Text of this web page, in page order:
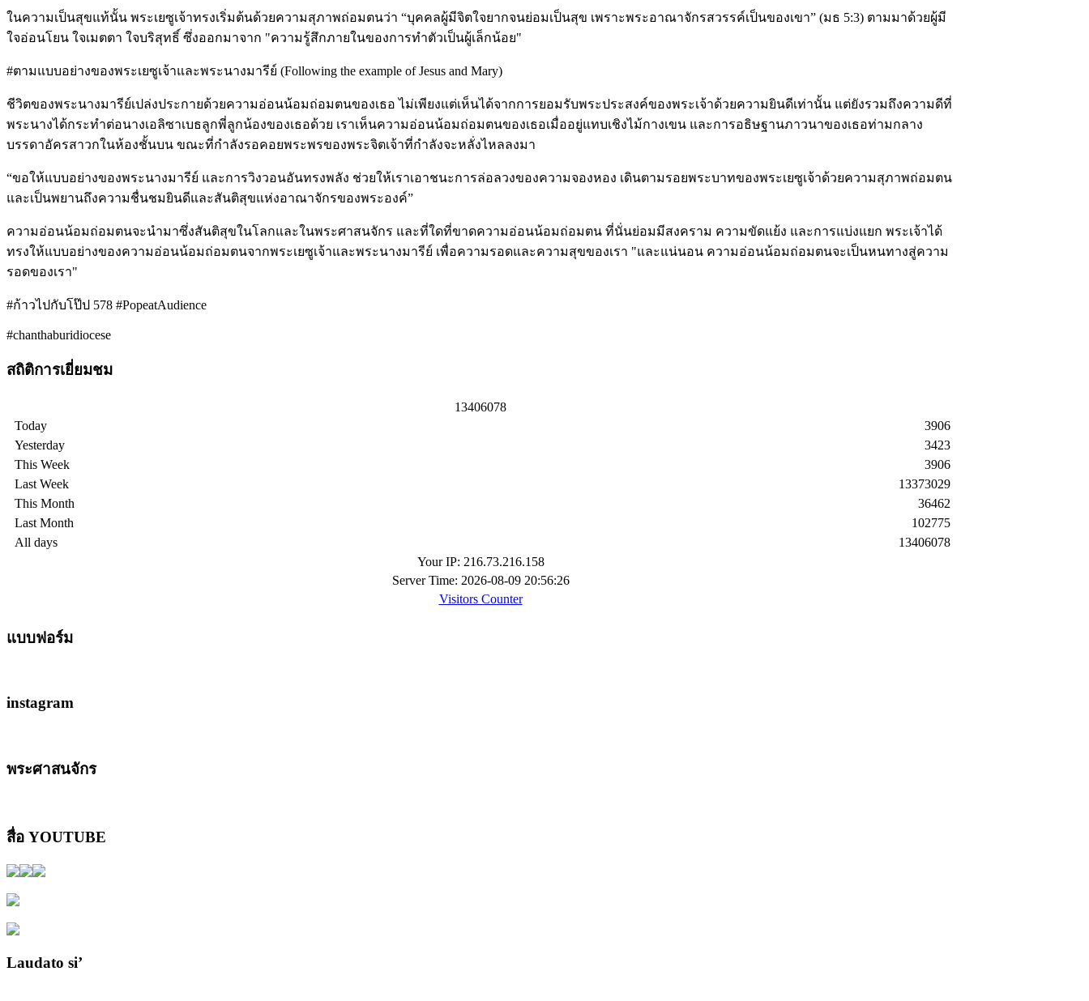
ในความเป็นสุขแท้นั้น พระเยซูเจ้าทรงเริ่มต้นด้วยความสุภาพถ่อมตนว่า “บุคคลผู้มีจิตใจยากจนย่อมเป็นสุข เพราะพระอาณาจักรสวรรค์เป็นของเขา” (มธ 5:3) ตามมาด้วยผู้มี
ใจอ่อนโยน ใจเมตตา ใจบริสุทธิ์ ซึ่งออกมาจาก "ความรู้สึกภายในของการทำตัวเป็นผู้เล็กน้อย"
#ตามแบบอย่างของพระเยซูเจ้าและพระนางมารีย์ (Following the example of Jesus and Mary)
ชีวิตของพระนางมารีย์เปล่งประกายด้วยความอ่อนน้อมถ่อมตนของเธอ ไม่เพียงแต่เห็นได้จากการยอมรับพระประสงค์ของพระเจ้าด้วยความยินดีเท่านั้น แต่ยังรวมถึงความดีที่
พระนางได้กระทำต่อนางเอลิซาเบธลูกพี่ลูกน้องของเธอด้วย เราเห็นความอ่อนน้อมถ่อมตนของเธอเมื่ออยู่แทบเชิงไม้กางเขน และการอธิษฐานภาวนาของเธอท่ามกลาง
บรรดาอัครสาวกในห้องชั้นบน ขณะที่กำลังรอคอยพระพรของพระจิตเจ้าที่กำลังจะหลั่งไหลลงมา
“ขอให้แบบอย่างของพระนางมารีย์ และการวิงวอนอันทรงพลัง ช่วยให้เราเอาชนะการล่อลวงของความจองหอง เดินตามรอยพระบาทของพระเยซูเจ้าด้วยความสุภาพถ่อมตน
และเป็นพยานถึงความชื่นชมยินดีและสันติสุขแห่งอาณาจักรของพระองค์”
ความอ่อนน้อมถ่อมตนจะนำมาซึ่งสันติสุขในโลกและในพระศาสนจักร และที่ใดที่ขาดความอ่อนน้อมถ่อมตน ที่นั่นย่อมมีสงคราม ความขัดแย้ง และการแบ่งแยก พระเจ้าได้
ทรงให้แบบอย่างของความอ่อนน้อมถ่อมตนจากพระเยซูเจ้าและพระนางมารีย์ เพื่อความรอดและความสุขของเรา "และแน่นอน ความอ่อนน้อมถ่อมตนจะเป็นหนทางสู่ความ
รอดของเรา"
#ก้าวไปกับโป๊ป 578 #PopeatAudience
#chanthaburidiocese
สถิติการเยี่ยมชม
13406078
Today
Yesterday
This Week
Last Week
This Month
Last Month
All days
3906
3423
3906
13373029
36462
102775
13406078
Your IP: 216.73.216.158
Server Time: 2026-08-09 20:56:26
Visitors Counter
แบบฟอร์ม
instagram
พระศาสนจักร
สื่อ YOUTUBE
Laudato si’